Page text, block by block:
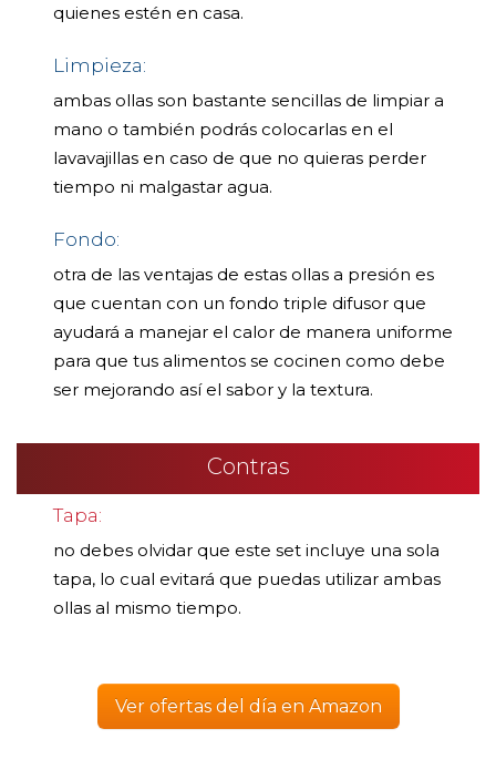
quienes estén en casa.
Limpieza:
ambas ollas son bastante sencillas de limpiar a
mano o también podrás colocarlas en el
lavavajillas en caso de que no quieras perder
tiempo ni malgastar agua.
Fondo:
otra de las ventajas de estas ollas a presión es
que cuentan con un fondo triple difusor que
ayudará a manejar el calor de manera uniforme
para que tus alimentos se cocinen como debe
ser mejorando así el sabor y la textura.
Contras
Tapa:
no debes olvidar que este set incluye una sola
tapa, lo cual evitará que puedas utilizar ambas
ollas al mismo tiempo.
Ver ofertas del día en Amazon